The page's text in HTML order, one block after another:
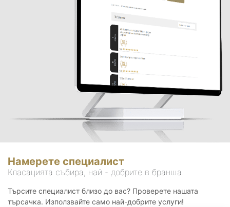
Намерете специалист
Класацията събира, най - добрите в бранша.
Търсите специалист близо до вас? Проверете нашата
търсачка. Използвайте само най-добрите услуги!